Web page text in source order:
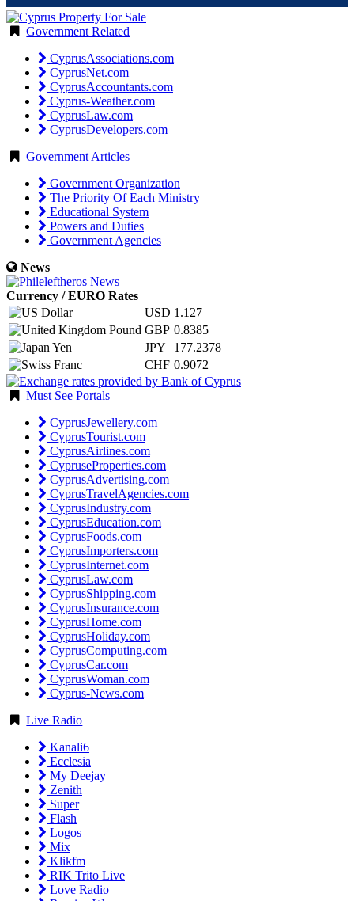
Government Related
CyprusAssociations.com
CyprusNet.com
CyprusAccountants.com
Cyprus-Weather.com
CyprusLaw.com
CyprusDevelopers.com
Government Articles
Government Organization
The Priority Of Each Ministry
Educational System
Powers and Duties
Government Agencies
News
Currency / EURO Rates
USD 1.127
GBP 0.8385
JPY
177.2378
CHF 0.9072
Must See Portals
CyprusJewellery.com
CyprusTourist.com
CyprusAirlines.com
CypruseProperties.com
CyprusAdvertising.com
CyprusTravelAgencies.com
CyprusIndustry.com
CyprusEducation.com
CyprusFoods.com
CyprusImporters.com
CyprusInternet.com
CyprusLaw.com
CyprusShipping.com
CyprusInsurance.com
CyprusHome.com
CyprusHoliday.com
CyprusComputing.com
CyprusCar.com
CyprusWoman.com
Cyprus-News.com
Live Radio
Kanali6
Ecclesia
My Deejay
Zenith
Super
Flash
Logos
Mix
Klikfm
RIK Trito Live
Love Radio